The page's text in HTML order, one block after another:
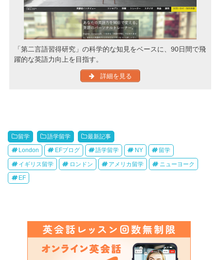
「第二言語習得研究」の科学的な知見をベースに、90日間で飛
躍的な英語力向上を目指す。
詳細を見る
留学 語学留学 最新記事
London EFブログ 語学留学 NY 留学
イギリス留学 ロンドン アメリカ留学 ニューヨーク
EF